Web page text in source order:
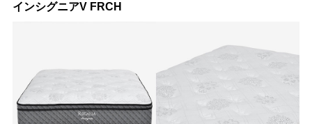
インシグニアV FRCH